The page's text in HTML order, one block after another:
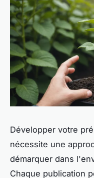
Développer votre
nécessite une
démarquer dans
Chaque publication